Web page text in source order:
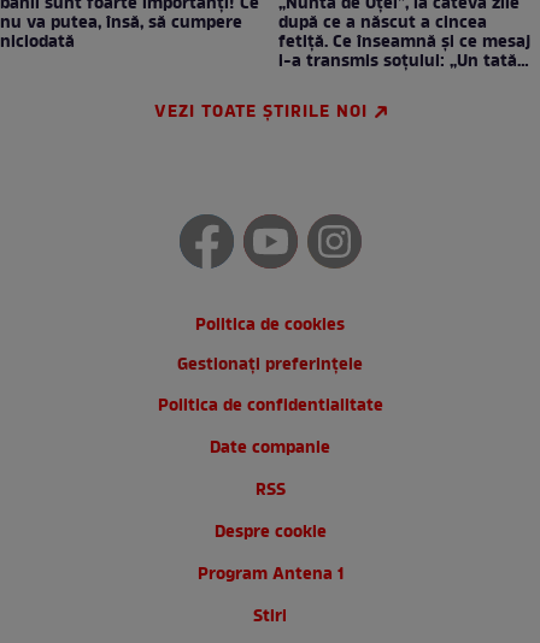
nu va putea, însă, să cumpere
niciodată
după ce a născut a cincea
fetiță. Ce înseamnă și ce mesaj
i-a transmis soțului: „Un tată
VEZI TOATE ȘTIRILE NOI
Politica de cookies
Gestionați preferințele
Politica de confidentialitate
Date companie
RSS
Despre cookie
Program Antena 1
Stiri